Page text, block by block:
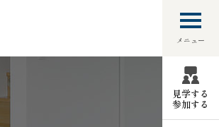
メニュー
見学する
参加する